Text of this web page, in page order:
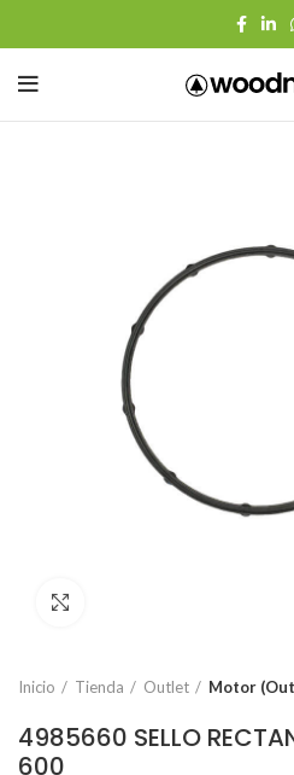
Inicio Tienda Outlet Motor
4985660 SELLO
600